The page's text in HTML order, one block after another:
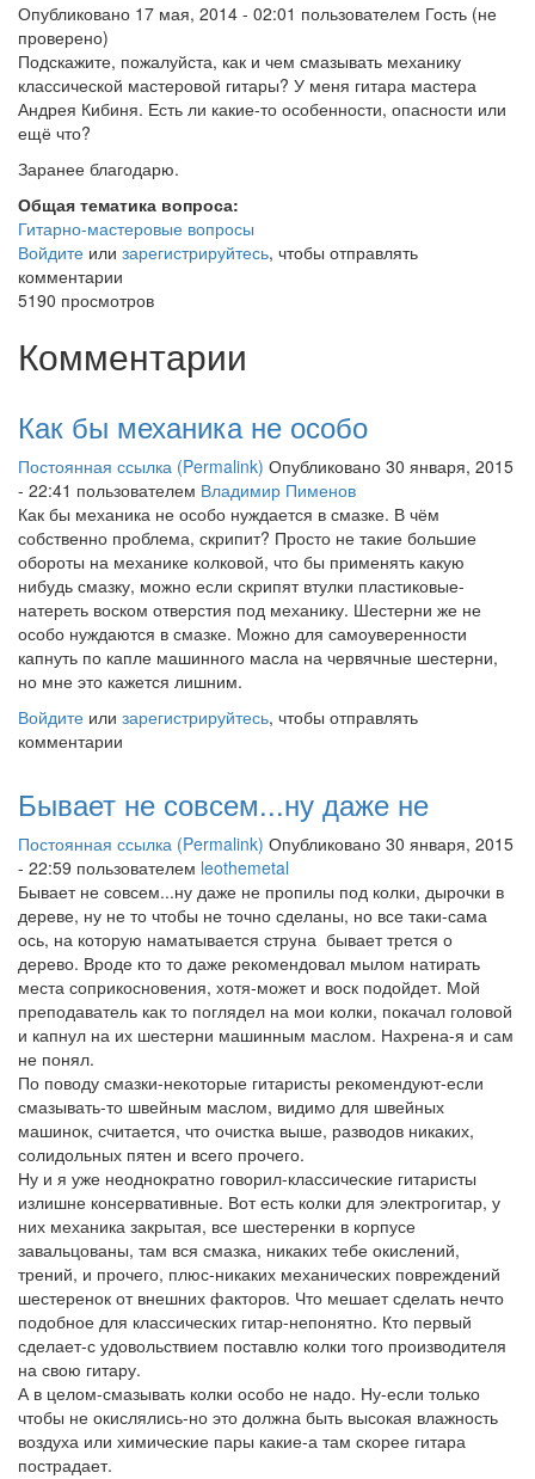
Опубликовано 17 мая, 2014 - 02:01 пользователем Гость (не
проверено)
Подскажите, пожалуйста, как и чем смазывать механику
классической мастеровой гитары? У меня гитара мастера
Андрея Кибиня. Есть ли какие-то особенности, опасности или
ещё что?
Заранее благодарю.
Общая тематика вопроса:
Гитарно-мастеровые вопросы
Войдите или зарегистрируйтесь, чтобы отправлять
комментарии
5190 просмотров
Комментарии
Как бы механика не особо
Постоянная ссылка (Permalink) Опубликовано 30 января, 2015
- 22:41 пользователем Владимир Пименов
Как бы механика не особо нуждается в смазке. В чём
собственно проблема, скрипит? Просто не такие большие
обороты на механике колковой, что бы применять какую
нибудь смазку, можно если скрипят втулки пластиковые-
натереть воском отверстия под механику. Шестерни же не
особо нуждаются в смазке. Можно для самоуверенности
капнуть по капле машинного масла на червячные шестерни,
но мне это кажется лишним.
Войдите или зарегистрируйтесь, чтобы отправлять
комментарии
Бывает не совсем...ну даже не
Постоянная ссылка (Permalink) Опубликовано 30 января, 2015
- 22:59 пользователем leothemetal
Бывает не совсем...ну даже не пропилы под колки, дырочки в
дереве, ну не то чтобы не точно сделаны, но все таки-сама
ось, на которую наматывается струна бывает трется о
дерево. Вроде кто то даже рекомендовал мылом натирать
места соприкосновения, хотя-может и воск подойдет. Мой
преподаватель как то поглядел на мои колки, покачал головой
и капнул на их шестерни машинным маслом. Нахрена-я и сам
не понял.
По поводу смазки-некоторые гитаристы рекомендуют-если
смазывать-то швейным маслом, видимо для швейных
машинок, считается, что очистка выше, разводов никаких,
солидольных пятен и всего прочего.
Ну и я уже неоднократно говорил-классические гитаристы
излишне консервативные. Вот есть колки для электрогитар, у
них механика закрытая, все шестеренки в корпусе
завальцованы, там вся смазка, никаких тебе окислений,
трений, и прочего, плюс-никаких механических повреждений
шестеренок от внешних факторов. Что мешает сделать нечто
подобное для классических гитар-непонятно. Кто первый
сделает-с удовольствием поставлю колки того производителя
на свою гитару.
А в целом-смазывать колки особо не надо. Ну-если только
чтобы не окислялись-но это должна быть высокая влажность
воздуха или химические пары какие-а там скорее гитара
пострадает.